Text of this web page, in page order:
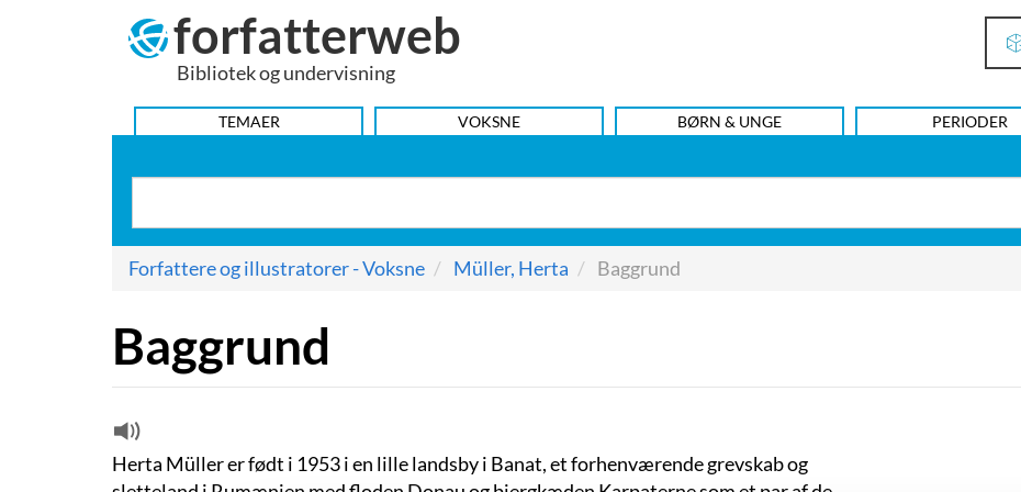
forfatterweb
Bibliotek og undervisning
HOVEDMENU
TEMAER VOKSNE BØRN & UNGE PERIODER
Forfattere og illustratorer - Voksne Müller, Herta Baggrund
Baggrund
Herta Müller er født i 1953 i en lille landsby i Banat, et forhenværende grevskab og